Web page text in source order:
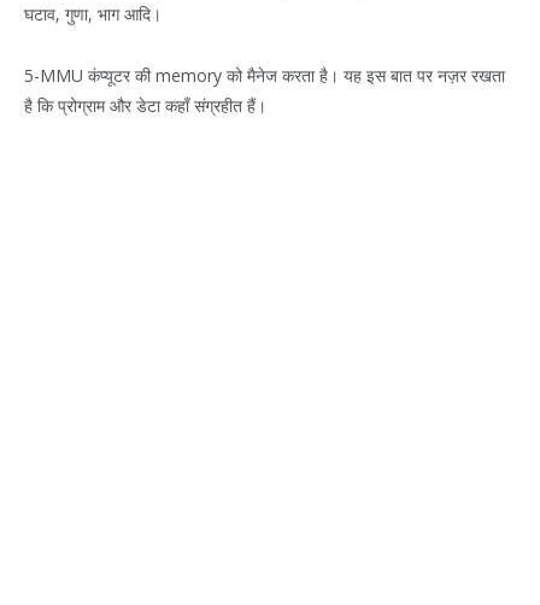
घटाव, गुणा, भाग आदि।
5-MMU कंप्यूटर की memory को मैनेज करता है। यह इस बात पर नज़र रखता
है कि प्रोग्राम और डेटा कहाँ संग्रहीत हैं।